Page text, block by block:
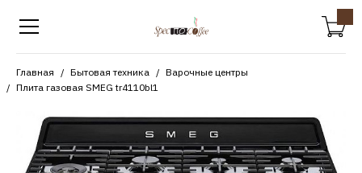
Главная Бытовая техника
Варочные центры
Плита газовая SMEG tr4110bl1